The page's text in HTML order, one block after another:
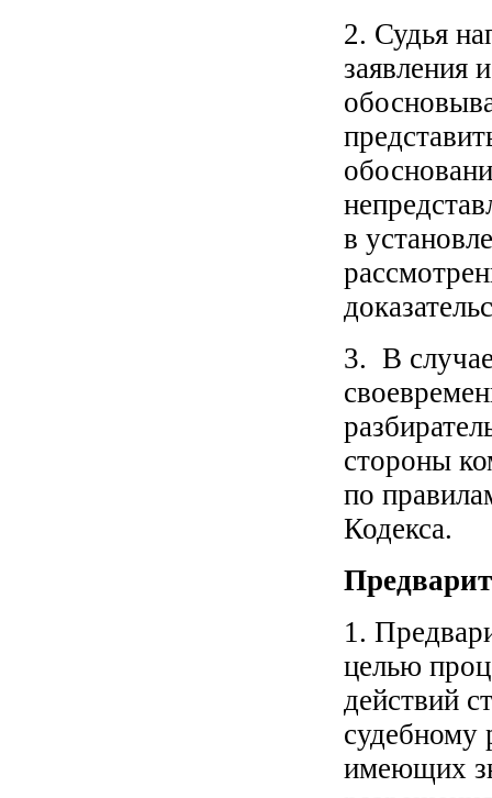
2. Судья
заявления
в
3. В
стороны
по
Кодекса.
1.
целью
действий
судебному
имеющих